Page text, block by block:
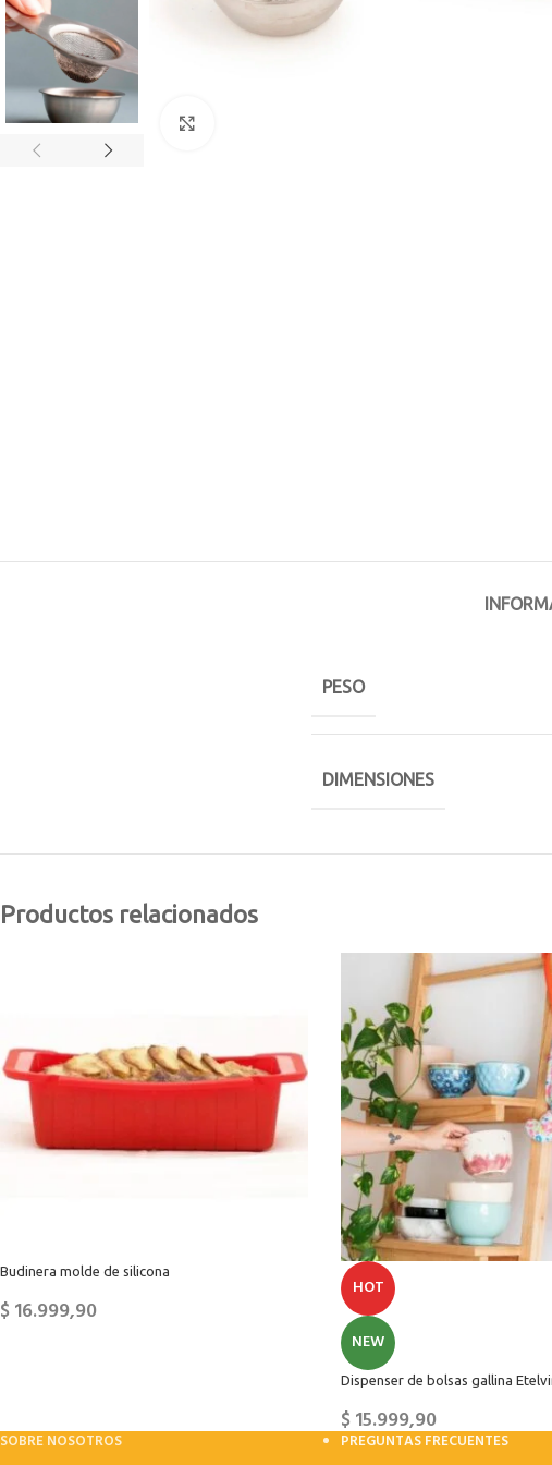
PESO
DIMENSIONES
Productos relacionados
Budinera molde de silicona
$16.999,90
HOT
NEW
Dispenser de bolsas gallina
$15.999,90
SOBRE NOSOTROS PREGUNTAS FRECUENTES